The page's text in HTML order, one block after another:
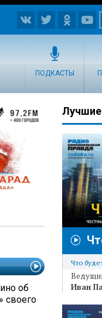
ПОДКАСТЫ
об
своего
Что
Иван